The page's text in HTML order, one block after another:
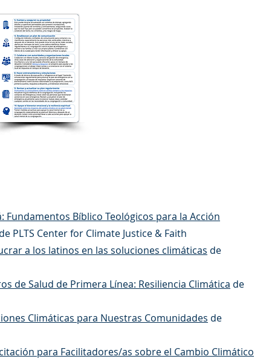
Fundamentos Bíblico Teológicos para la Acción
de PLTS Center for Climate Justice & Faith
a los latinos en las soluciones climáticas de
de Salud de Primera Línea: Resiliencia Climática de
Climáticas para Nuestras Comunidades de
para Facilitadores/as sobre el Cambio Climático